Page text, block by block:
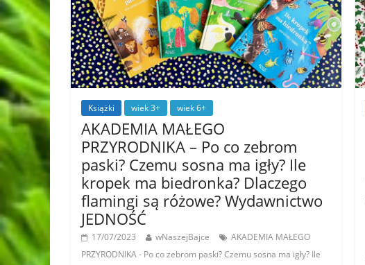
Książki wiek 3+ wiek 6+
AKADEMIA MAŁEGO
PRZYRODNIKA – Po co zebrom
paski? Czemu sosna ma igły? Ile
kropek ma biedronka? Dlaczego
flamingi są różowe? Wydawnictwo
JEDNOŚĆ
17/07/2023 wNaszejBajce
AKADEMIA MAŁEGO
PRZYRODNIKA - Po co zebrom paski? Czemu sosna ma igły? Ile